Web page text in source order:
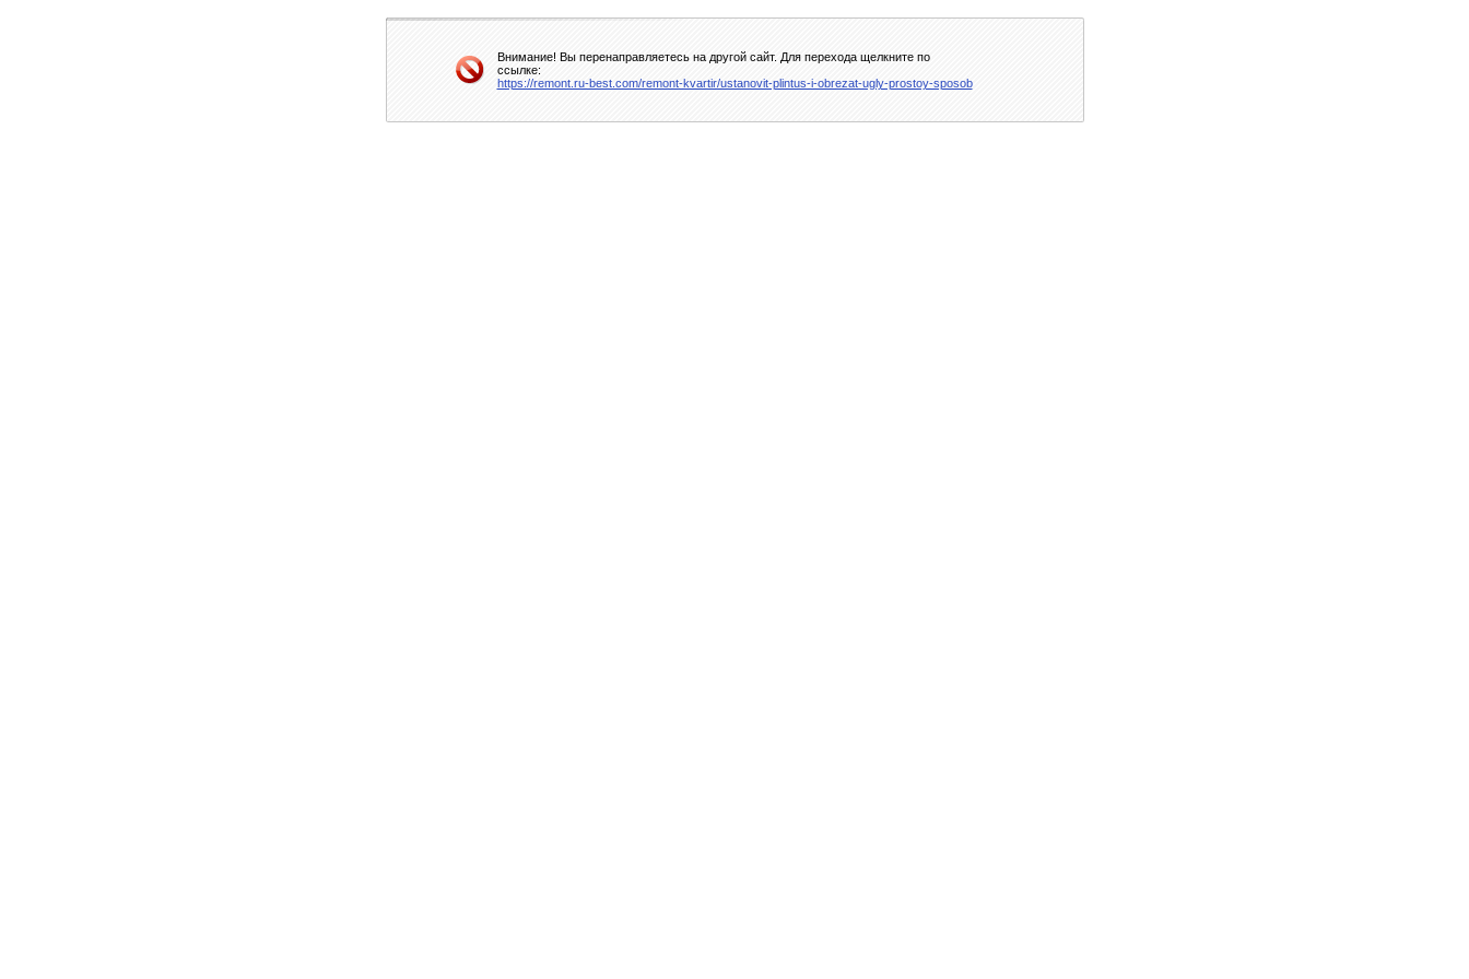
Внимание! Вы перенаправляетесь на другой сайт. Для перехода щелкните по
ссылке:
https://remont.ru-best.com/remont-kvartir/ustanovit-plintus-i-obrezat-ugly-prostoy-sposob